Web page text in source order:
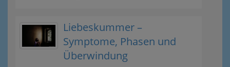
Liebeskummer –
Symptome, Phasen und
Überwindung